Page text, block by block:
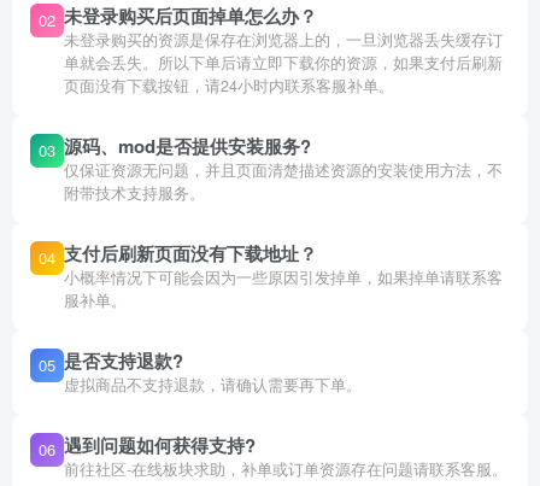
02 未登录购买后页面掉单怎么办？
未登录购买的资源是保存在浏览器上的，一旦浏览器丢失缓存订
单就会丢失。所以下单后请立即下载你的资源，如果支付后刷新
页面没有下载按钮，请24小时内联系客服补单。
03 源码、mod是否提供安装服务?
仅保证资源无问题，并且页面清楚描述资源的安装使用方法，不
附带技术支持服务。
04 支付后刷新页面没有下载地址？
小概率情况下可能会因为一些原因引发掉单，如果掉单请联系客
服补单。
05 是否支持退款?
虚拟商品不支持退款，请确认需要再下单。
06 遇到问题如何获得支持?
前往社区-在线板块求助，补单或订单资源存在问题请联系客服。